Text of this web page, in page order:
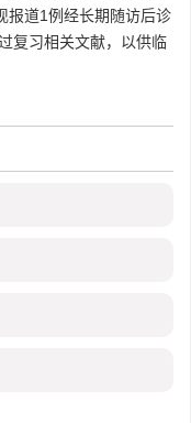
报道1例经长期随访后诊
复习相关文献，以供临